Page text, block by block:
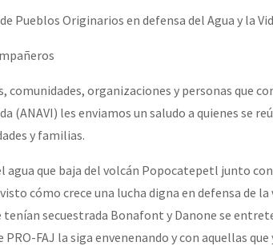
contra a Humanidade”
contra a Humanidad”
Jornadas globales por la libertad de Jesús
Pueblos Originarios en defensa del Agua y la
comunidades, organizaciones y personas que
(ANAVI) les enviamos un saludo a quienes se
y familias.
agua que baja del volcán Popocatepetl junto
cómo crece una lucha digna en defensa de la
tenían secuestrada Bonafont y Danone se
PRO-FAJ la siga envenenando y con aquellas